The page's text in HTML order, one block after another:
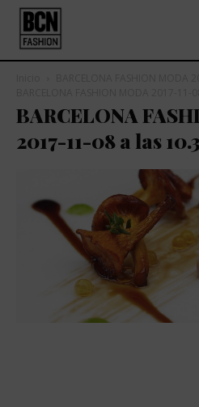
BARCELONA
2017-11-08 a las